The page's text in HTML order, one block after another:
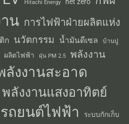
Hitachi Energy net zero
น การไฟฟ้าฝ่ายผลิตแห่ง
ก นวัตกรรม น้ำมันดีเซล บ้านปู
ผลิตไฟฟ้า ฝุ่น PM 2.5 พลังงาน
ลังงานสะอาด
พลังงานแสงอาทิตย์
รถยนต์ไฟฟ้า
ระบบกักเก็บ